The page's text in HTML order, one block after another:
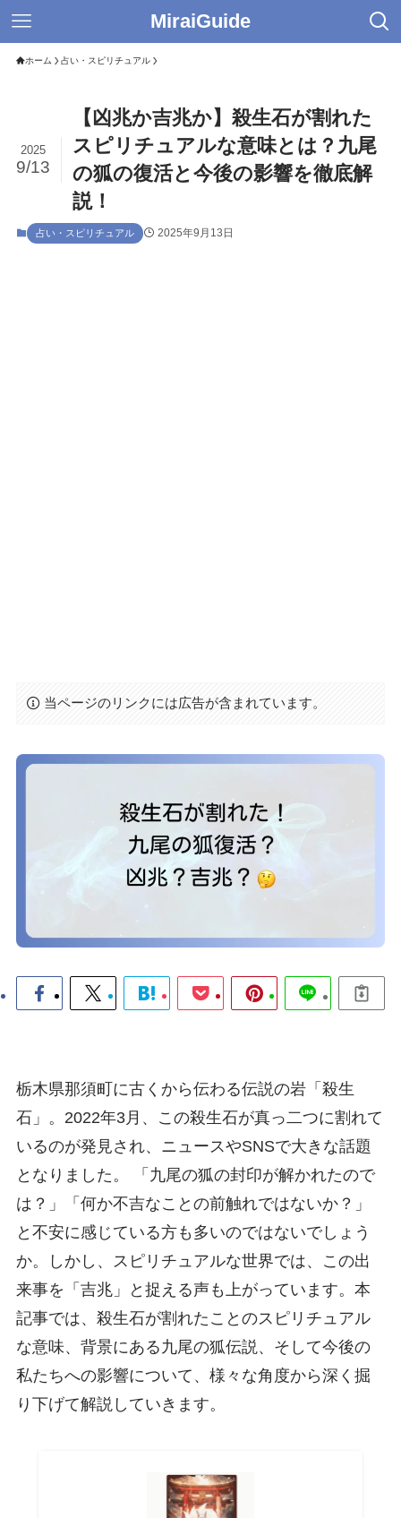
MiraiGuide
ホーム 占い・スピリチュアル
【凶兆か吉兆か】殺生石が割れた
スピリチュアルな意味とは？九尾
の狐の復活と今後の影響を徹底解
説！
2025
9/13
占い・スピリチュアル 2025年9月13日
当ページのリンクには広告が含まれています。
栃木県那須町に古くから伝わる伝説の岩「殺生
石」。2022年3月、この殺生石が真っ二つに割れて
いるのが発見され、ニュースやSNSで大きな話題
となりました。 「九尾の狐の封印が解かれたので
は？」「何か不吉なことの前触れではないか？」
と不安に感じている方も多いのではないでしょう
か。しかし、スピリチュアルな世界では、この出
来事を「吉兆」と捉える声も上がっています。本
記事では、殺生石が割れたことのスピリチュアル
な意味、背景にある九尾の狐伝説、そして今後の
私たちへの影響について、様々な角度から深く掘
り下げて解説していきます。